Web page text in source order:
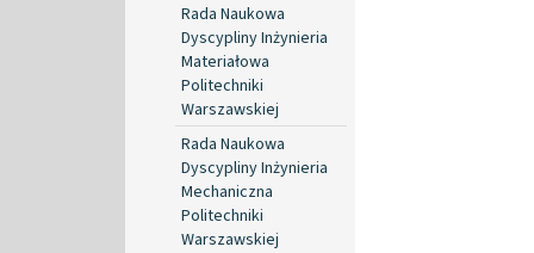
Rada Naukowa
Dyscypliny Inżynieria
Materiałowa
Politechniki
Warszawskiej
Rada Naukowa
Dyscypliny Inżynieria
Mechaniczna
Politechniki
Warszawskiej